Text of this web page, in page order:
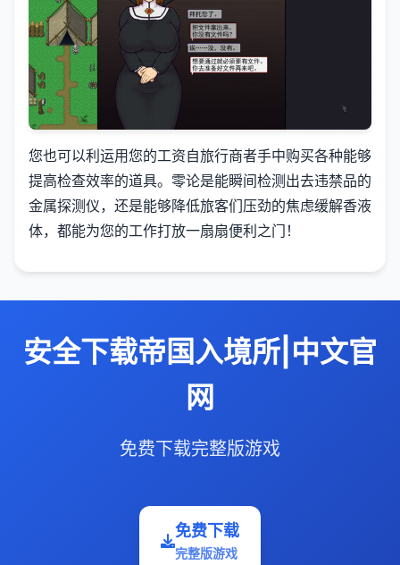
您也可以利运用您的工资自旅行商者手中购买各种能够
提高检查效率的道具。零论是能瞬间检测出去违禁品的
金属探测仪，还是能够降低旅客们压劲的焦虑缓解香液
体，都能为您的工作打放一扇扇便利之门！
安全下载帝国入境所|中文官
网
免费下载完整版游戏
免费下载
完整版游戏